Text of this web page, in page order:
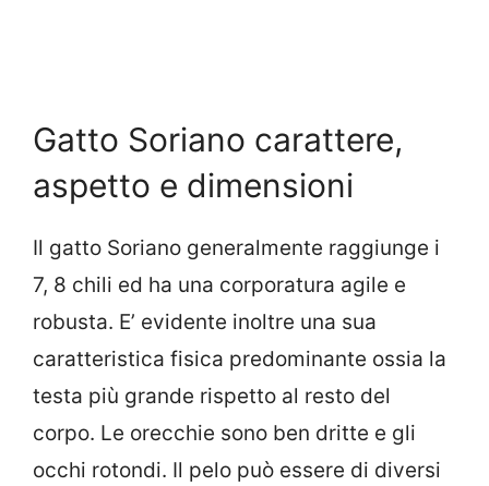
Gatto Soriano carattere,
aspetto e dimensioni
Il gatto Soriano generalmente raggiunge i
7, 8 chili ed ha una corporatura agile e
robusta. E’ evidente inoltre una sua
caratteristica fisica predominante ossia la
testa più grande rispetto al resto del
corpo. Le orecchie sono ben dritte e gli
occhi rotondi. Il pelo può essere di diversi